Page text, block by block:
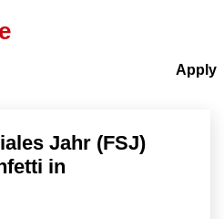
Jahr (FSJ)
in